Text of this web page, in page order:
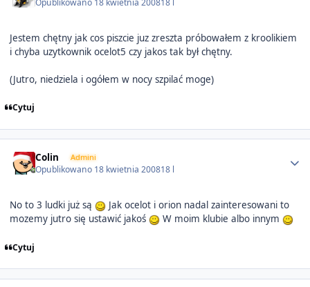
Jestem chętny jak cos piszcie juz zreszta próbowałem z kroolikiem
i chyba uzytkownik ocelot5 czy jakos tak był chętny.
(Jutro, niedziela i ogółem w nocy szpilać moge)
Cytuj
Colin Admini
Opublikowano 18 kwietnia 200818 l
No to 3 ludki już są
Jak ocelot i orion nadal zainteresowani to
mozemy jutro się ustawić jakoś
W moim klubie albo innym
Cytuj